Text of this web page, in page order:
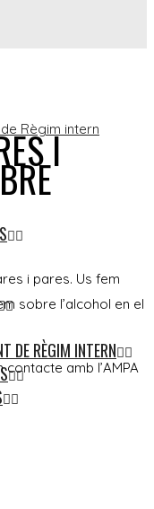
Règim intern
DE RÈGIM INTERN
I
i pares. Us fem
sobre l’alcohol en el
amb l’AMPA